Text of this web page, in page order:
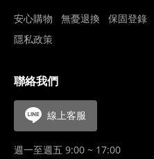
安心購物 無憂退換 保固登錄
隱私政策
聯絡我們
線上客服
週一至週五 9:00 ~ 17:00